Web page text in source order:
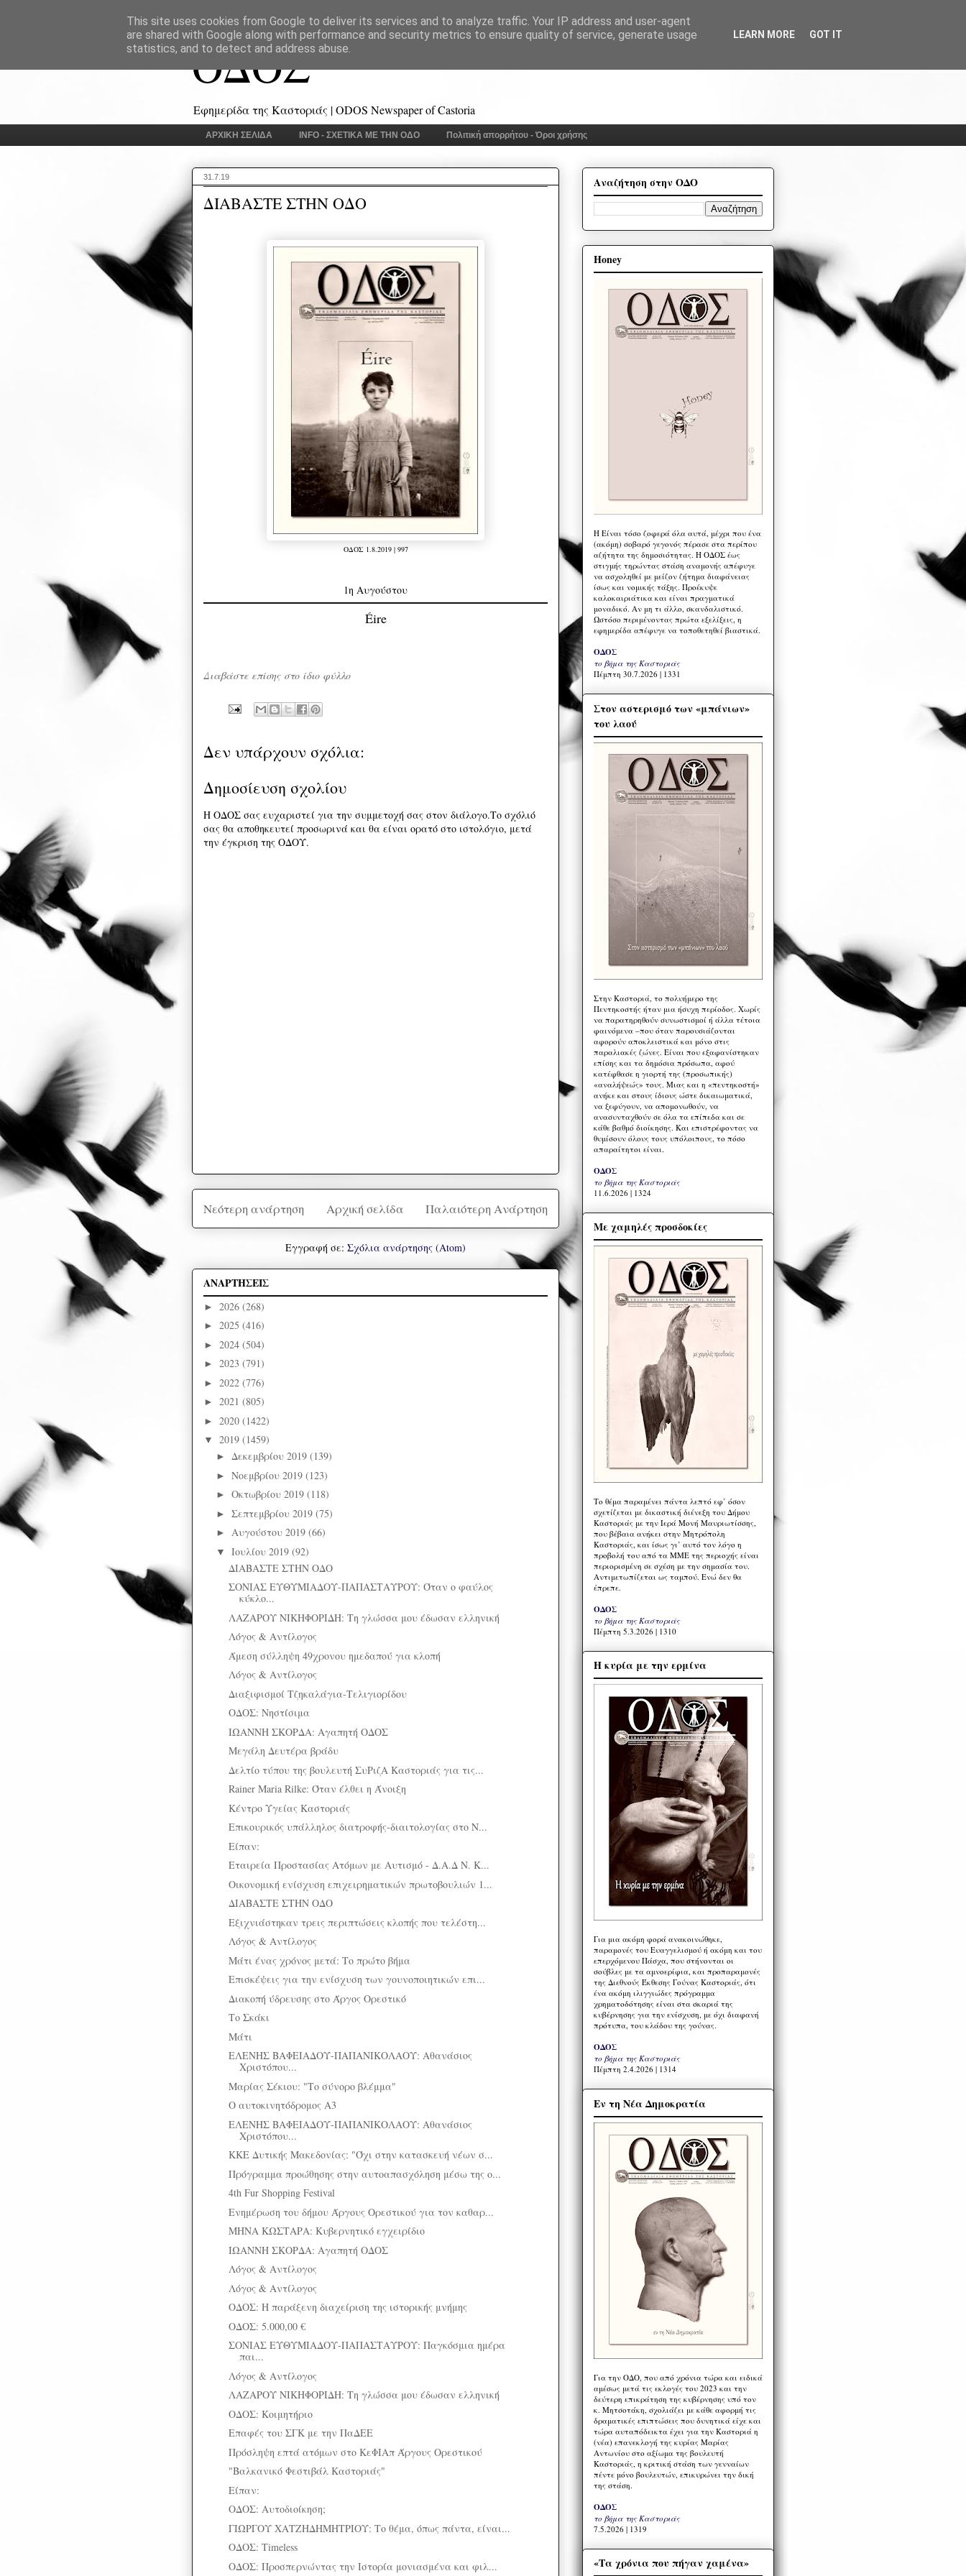
ΟΔΟΣ
Εφημερίδα της Καστοριάς | ODOS Newspaper of Castoria
ΑΡΧΙΚΗ ΣΕΛΙΔΑ INFO - ΣΧΕΤΙΚΑ ΜΕ ΤΗΝ ΟΔΟ Πολιτική απορρήτου - Όροι χρήσης
31.7.19
ΔΙΑΒΑΣΤΕ ΣΤΗΝ ΟΔΟ
ΟΔΟΣ 1.8.2019 | 997
1η Αυγούστου
Éire
Διαβάστε επίσης στο ίδιο φύλλο
Δεν υπάρχουν σχόλια:
Δημοσίευση σχολίου
Η ΟΔΟΣ σας ευχαριστεί για την συμμετοχή σας στον διάλογο.Το σχόλιό
σας θα αποθηκευτεί προσωρινά και θα είναι ορατό στο ιστολόγιο, μετά
την έγκριση της ΟΔΟΥ.
Νεότερη ανάρτηση Παλαιότερη Ανάρτηση
Αρχική σελίδα
Εγγραφή σε: Σχόλια ανάρτησης (Atom)
ΑΝΑΡΤΗΣΕΙΣ
► 2026 (268)
► 2025 (416)
► 2024 (504)
► 2023 (791)
► 2022 (776)
► 2021 (805)
► 2020 (1422)
▼ 2019 (1459)
► Δεκεμβρίου 2019 (139)
► Νοεμβρίου 2019 (123)
► Οκτωβρίου 2019 (118)
► Σεπτεμβρίου 2019 (75)
► Αυγούστου 2019 (66)
▼ Ιουλίου 2019 (92)
ΔΙΑΒΑΣΤΕ ΣΤΗΝ ΟΔΟ
ΣΟΝΙΑΣ ΕΥΘΥΜΙΑΔΟΥ-ΠΑΠΑΣΤΑΥΡΟΥ: Όταν ο φαύλος
κύκλο...
ΛΑΖΑΡΟΥ ΝΙΚΗΦΟΡΙΔΗ: Τη γλώσσα μου έδωσαν ελληνική
Λόγος & Αντίλογος
Άμεση σύλληψη 49χρονου ημεδαπού για κλοπή
Λόγος & Αντίλογος
Διαξιφισμοί Τζηκαλάγια-Τελιγιορίδου
ΟΔΟΣ: Νηστίσιμα
ΙΩΑΝΝΗ ΣΚΟΡΔΑ: Αγαπητή ΟΔΟΣ
Μεγάλη Δευτέρα βράδυ
Δελτίο τύπου της βουλευτή ΣυΡιζΑ Καστοριάς για τις...
Rainer Maria Rilke: Όταν έλθει η Άνοιξη
Κέντρο Υγείας Καστοριάς
Επικουρικός υπάλληλος διατροφής-διαιτολογίας στο Ν...
Είπαν:
Εταιρεία Προστασίας Ατόμων με Αυτισμό - Δ.Α.Δ Ν. Κ...
Oικονομική ενίσχυση επιχειρηματικών πρωτοβουλιών 1...
ΔΙΑΒΑΣΤΕ ΣΤΗΝ ΟΔΟ
Εξιχνιάστηκαν τρεις περιπτώσεις κλοπής που τελέστη...
Λόγος & Αντίλογος
Μάτι ένας χρόνος μετά: Το πρώτο βήμα
Επισκέψεις για την ενίσχυση των γουνοποιητικών επι...
Διακοπή ύδρευσης στο Άργος Ορεστικό
Το Σκάκι
Μάτι
ΕΛΕΝΗΣ ΒΑΦΕΙΑΔΟΥ-ΠΑΠΑΝΙΚΟΛΑΟΥ: Αθανάσιος
Χριστόπου...
Μαρίας Σέκιου: "Το σύνορο βλέμμα"
Ο αυτοκινητόδρομος Α3
ΕΛΕΝΗΣ ΒΑΦΕΙΑΔΟΥ-ΠΑΠΑΝΙΚΟΛΑΟΥ: Αθανάσιος
Χριστόπου...
ΚΚΕ Δυτικής Μακεδονίας: "Όχι στην κατασκευή νέων σ...
Πρόγραμμα προώθησης στην αυτoαπασχόληση μέσω της ο...
4th Fur Shopping Festival
Ενημέρωση του δήμου Άργους Ορεστικού για τον καθαρ...
ΜΗΝΑ ΚΩΣΤΑΡΑ: Κυβερνητικό εγχειρίδιο
ΙΩΑΝΝΗ ΣΚΟΡΔΑ: Αγαπητή ΟΔΟΣ
Λόγος & Αντίλογος
Λόγος & Αντίλογος
ΟΔΟΣ: Η παράξενη διαχείριση της ιστορικής μνήμης
ΟΔΟΣ: 5.000,00 €
ΣΟΝΙΑΣ ΕΥΘΥΜΙΑΔΟΥ-ΠΑΠΑΣΤΑΥΡΟΥ: Παγκόσμια ημέρα
παι...
Λόγος & Αντίλογος
ΛΑΖΑΡΟΥ ΝΙΚΗΦΟΡΙΔΗ: Τη γλώσσα μου έδωσαν ελληνική
ΟΔΟΣ: Κοιμητήριο
Επαφές του ΣΓΚ με την ΠαΔΕΕ
Πρόσληψη επτά ατόμων στο ΚεΦΙΑπ Άργους Ορεστικού
"Βαλκανικό Φεστιβάλ Καστοριάς"
Είπαν:
ΟΔΟΣ: Αυτοδιοίκηση;
ΓΙΩΡΓΟΥ ΧΑΤΖΗΔΗΜΗΤΡΙΟΥ: Το θέμα, όπως πάντα, είναι...
ΟΔΟΣ: Timeless
ΟΔΟΣ: Προσπερνώντας την Ιστορία μονιασμένα και φιλ...
Αναζήτηση στην ΟΔΟ
Honey
Η Eίναι τόσο ζοφερά όλα αυτά, μέχρι που ένα
(ακόμη) σοβαρό γεγονός πέρασε στα περίπου
αζήτητα της δημοσιότητας. Η ΟΔΟΣ έως
στιγμής τηρώντας στάση αναμονής απέφυγε
να ασχοληθεί με μείζον ζήτημα διαφάνειας
ίσως και νομικής τάξης. Προέκυψε
καλοκαιριάτικα και είναι πραγματικά
μοναδικό. Αν μη τι άλλο, σκανδαλιστικό.
Ωστόσο περιμένοντας πρώτα εξελίξεις, η
εφημερίδα απέφυγε να τοποθετηθεί βιαστικά.
ΟΔΟΣ
το βήμα της Καστοριάς
Πέμπτη 30.7.2026 | 1331
Στον αστερισμό των «μπάνιων»
του λαού
Στην Καστοριά, το πολυήμερο της
Πεντηκοστής ήταν μια ήσυχη περίοδος. Χωρίς
να παρατηρηθούν συνωστισμοί ή άλλα τέτοια
φαινόμενα –που όταν παρουσιάζονται
αφορούν αποκλειστικά και μόνο στις
παραλιακές ζώνες. Είναι που εξαφανίστηκαν
επίσης και τα δημόσια πρόσωπα, αφού
κατέφθασε η γιορτή της (προσωπικής)
«αναλήψεώς» τους. Μιας και η «πεντηκοστή»
ανήκε και στους ίδιους ώστε δικαιωματικά,
να ξεφύγουν, να απομονωθούν, να
ανασυνταχθούν σε όλα τα επίπεδα και σε
κάθε βαθμό διοίκησης. Και επιστρέφοντας να
θυμίσουν όλους τους υπόλοιπους, το πόσο
απαραίτητοι είναι.
ΟΔΟΣ
το βήμα της Καστοριάς
11.6.2026 | 1324
Με χαμηλές προσδοκίες
Το θέμα παραμένει πάντα λεπτό εφ’ όσον
σχετίζεται με δικαστική διένεξη του Δήμου
Καστοριάς με την Ιερά Μονή Μαυριωτίσσης,
που βέβαια ανήκει στην Μητρόπολη
Καστοριάς, και ίσως γι’ αυτό τον λόγο η
προβολή του από τα ΜΜΕ της περιοχής είναι
περιορισμένη σε σχέση με την σημασία του.
Αντιμετωπίζεται ως ταμπού. Ενώ δεν θα
έπρεπε.
ΟΔΟΣ
το βήμα της Καστοριάς
Πέμπτη 5.3.2026 | 1310
Η κυρία με την ερμίνα
Για μια ακόμη φορά ανακοινώθηκε,
παραμονές του Ευαγγελισμού ή ακόμη και του
επερχόμενου Πάσχα, που στήνονται οι
σούβλες με τα αμνοερίφια, και προπαραμονές
της Διεθνούς Έκθεσης Γούνας Καστοριάς, ότι
ένα ακόμη ιλιγγιώδες πρόγραμμα
χρηματοδότησης είναι στα σκαριά της
κυβέρνησης για την ενίσχυση, με όχι διαφανή
πρότυπα, του κλάδου της γούνας.
ΟΔΟΣ
το βήμα της Καστοριάς
Πέμπτη 2.4.2026 | 1314
Εν τη Νέα Δημοκρατία
Για την ΟΔΟ, που από χρόνια τώρα και ειδικά
αμέσως μετά τις εκλογές του 2023 και την
δεύτερη επικράτηση της κυβέρνησης υπό τον
κ. Μητσοτάκη, σχολιάζει με κάθε αφορμή τις
δραματικές επιπτώσεις που δυνητικά είχε και
τώρα αυταπόδεικτα έχει για την Καστοριά η
(νέα) επανεκλογή της κυρίας Μαρίας
Αντωνίου στο αξίωμα της βουλευτή
Καστοριάς, η κριτική στάση των γενναίων
πέντε μόνο βουλευτών, επικυρώνει την δική
της στάση.
ΟΔΟΣ
το βήμα της Καστοριάς
7.5.2026 | 1319
«Τα χρόνια που πήγαν χαμένα»
This site uses cookies from Google to deliver its services and to analyze traffic. Your IP address and user-agent
are shared with Google along with performance and security metrics to ensure quality of service, generate usage
statistics, and to detect and address abuse.
LEARN MORE GOT IT